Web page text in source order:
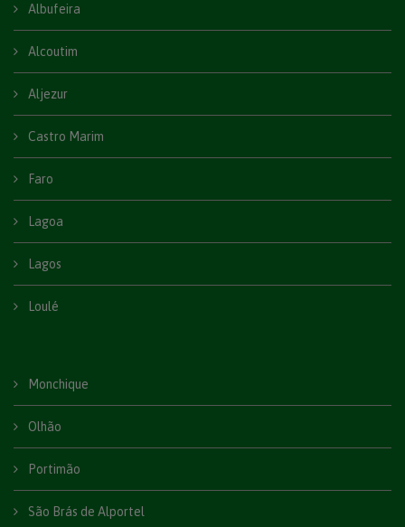
Albufeira
Alcoutim
Aljezur
Castro Marim
Faro
Lagoa
Lagos
Loulé
Monchique
Olhão
Portimão
São Brás de Alportel